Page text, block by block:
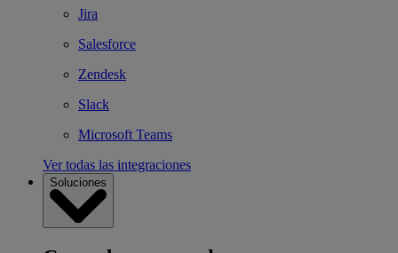
Jira
Salesforce
Zendesk
Slack
Microsoft Teams
Ver todas las integraciones
Soluciones